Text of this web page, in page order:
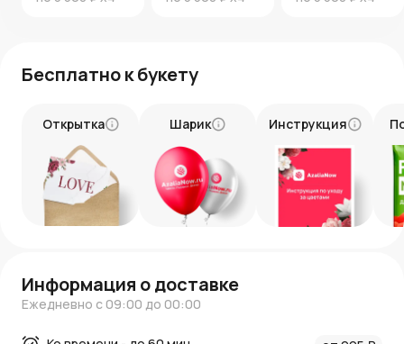
Бесплатно к букету
Открытка Шарик Инструкция
Информация о доставке
Ежедневно с 09:00 до 00:00